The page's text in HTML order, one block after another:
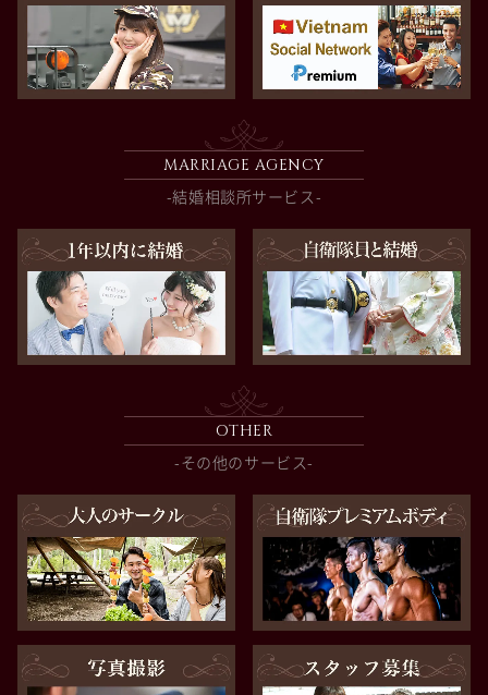
MARRIAGE AGENCY
-結婚相談所サービス-
OTHER
-その他のサービス-